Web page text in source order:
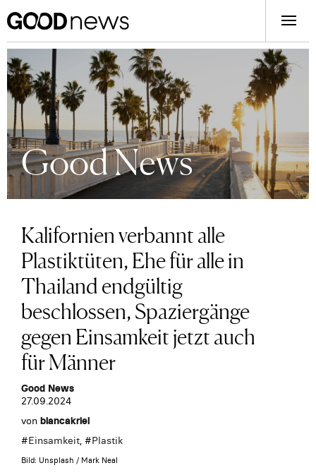
Good News
Kalifornien verbannt alle
Plastiktüten, Ehe für alle in
Thailand endgültig
beschlossen, Spaziergänge
gegen Einsamkeit jetzt auch
für Männer
Good News
27.09.2024
von biancakriel
#Einsamkeit, #Plastik
Bild: Unsplash / Mark Neal